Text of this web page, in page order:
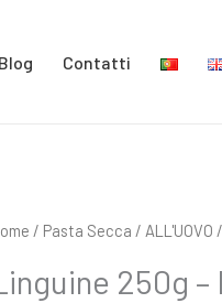
Blog Contatti
/ Pasta Secca / ALL'UOVO /
250g –